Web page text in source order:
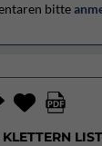
bitte